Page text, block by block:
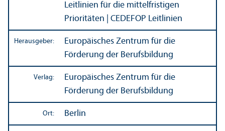
Leitlinien für die mittelfristigen
Prioritäten | CEDEFOP Leitlinien
Herausgeber:
Europäisches Zentrum für die
Förderung der Berufsbildung
Verlag:
Europäisches Zentrum für die
Förderung der Berufsbildung
Ort: Berlin